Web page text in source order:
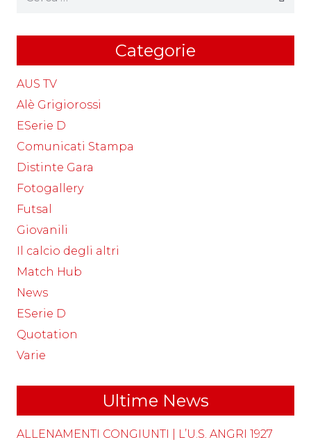
Categorie
AUS TV
Alè Grigiorossi
ESerie D
Comunicati Stampa
Distinte Gara
Fotogallery
Futsal
Giovanili
Il calcio degli altri
Match Hub
News
ESerie D
Quotation
Varie
Ultime News
ALLENAMENTI CONGIUNTI | L’U.S. ANGRI 1927